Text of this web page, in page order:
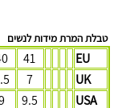
טבלת המרת מידות לנשים
EU
40
UK
7
USA